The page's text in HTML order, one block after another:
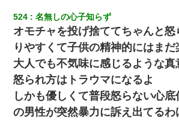
テレワーク上司「会議中はカメラ付けろ！」
絡無しは無理」上司「いいから付けろ！」→
私（23）冗談のつもりで上司（27）に胸を
私「まとめ買いして冷凍ストックしてる」Ａ
レ！」私「なんでよ」Ａ「ケーチ！バーカ
凸してきた
524 名無しの心子知らず
オモチャを投げ捨ててちゃんと
りやすくて子供の精神的にはまだ
大人でも不気味に感じるような
怒られ方はトラウマになるよ
しかも優しくて普段怒らない心
の男性が突然暴力に訴え出てるわ